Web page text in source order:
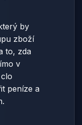
by
zboží
to, zda
v
peníze a